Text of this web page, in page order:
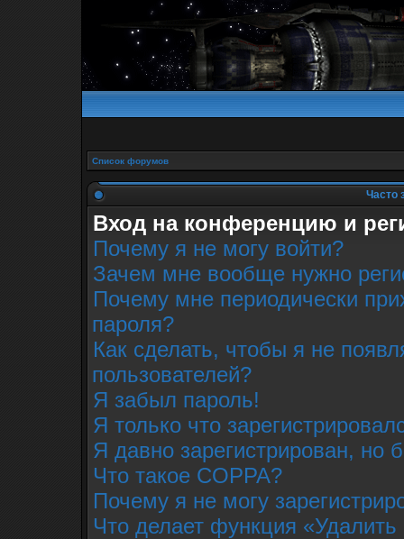
Список форумов
Часто
Вход на конференцию и
Почему я не могу войти?
Зачем мне вообще нужно
Почему мне периодически
пароля?
Как сделать, чтобы я не
пользователей?
Я забыл пароль!
Я только что
Я давно зарегистрирован, но
Что такое COPPA?
Почему я не могу
Что делает функция